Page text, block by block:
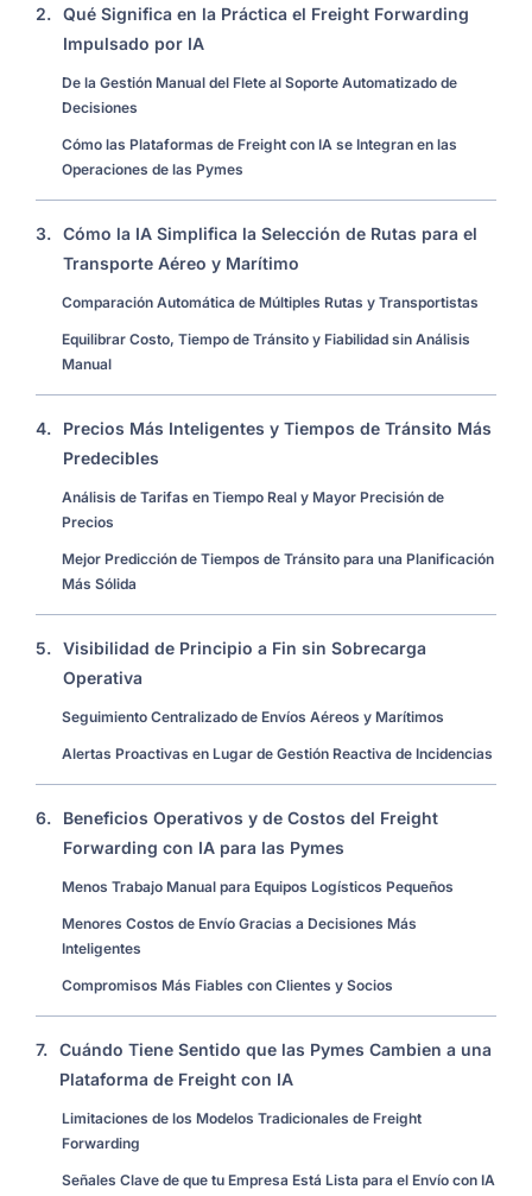
2. Qué Significa en la Práctica el Freight Forwarding
Impulsado por IA
De la Gestión Manual del Flete al Soporte Automatizado de
Decisiones
Cómo las Plataformas de Freight con IA se Integran en las
Operaciones de las Pymes
3. Cómo la IA Simplifica la Selección de Rutas para el
Transporte Aéreo y Marítimo
Comparación Automática de Múltiples Rutas y Transportistas
Equilibrar Costo, Tiempo de Tránsito y Fiabilidad sin Análisis
Manual
4.
Precios Más Inteligentes y Tiempos de Tránsito Más
Predecibles
Análisis de Tarifas en Tiempo Real y Mayor Precisión de
Precios
Mejor Predicción de Tiempos de Tránsito para una Planificación
Más Sólida
5. Visibilidad de Principio a Fin sin Sobrecarga
Operativa
Seguimiento Centralizado de Envíos Aéreos y Marítimos
Alertas Proactivas en Lugar de Gestión Reactiva de Incidencias
6.
Beneficios Operativos y de Costos del Freight
Forwarding con IA para las Pymes
Menos Trabajo Manual para Equipos Logísticos Pequeños
Menores Costos de Envío Gracias a Decisiones Más
Inteligentes
Compromisos Más Fiables con Clientes y Socios
7. Cuándo Tiene Sentido que las Pymes Cambien a una
Plataforma de Freight con IA
Limitaciones de los Modelos Tradicionales de Freight
Forwarding
Señales Clave de que tu Empresa Está Lista para el Envío con IA